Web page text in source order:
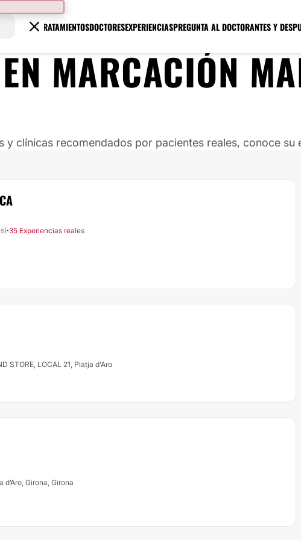
TRATAMIENTOSDOCTORESEXPERIENCIASPREGUNTA AL DOCTORANTES Y
MARCACIÓN
clínicas recomendados por pacientes reales, conoce su
·35 Experiencias reales
STORE, LOCAL 21, Platja d'Aro
Girona, Girona